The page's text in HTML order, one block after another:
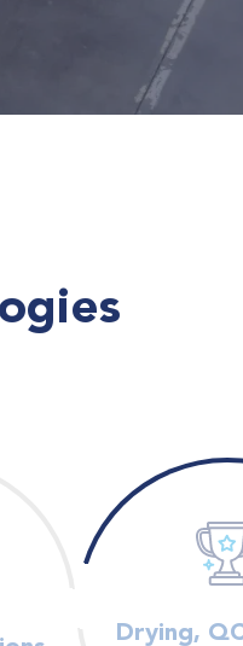
Drying,